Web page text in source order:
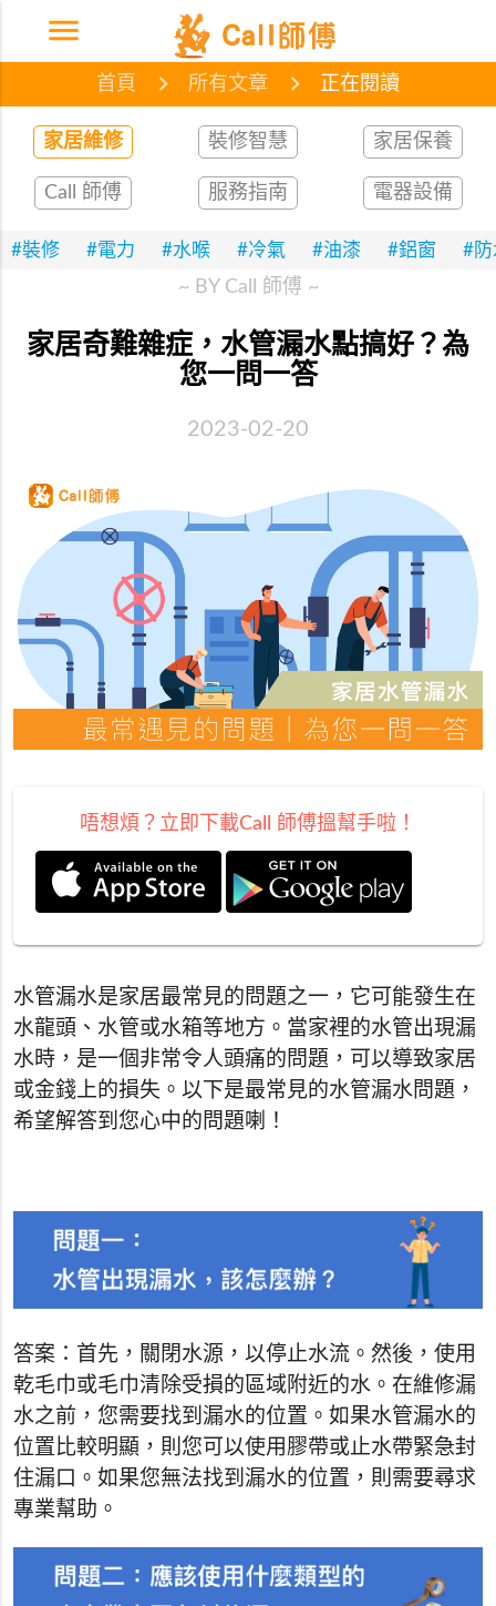
menu 首頁 網誌 文章
首頁 所有文章 正在閱讀
家居維修 裝修智慧 家居保養
Call 師傅 服務指南 電器設備
#裝修 #電力 #水喉 #冷氣 #油漆 #鋁窗 #防
~ BY Call 師傅 ~
家居奇難雜症，水管漏水點搞好？為
您一問一答
2023-02-20
唔想煩？立即下載Call 師傅搵幫手啦！
水管漏水是家居最常見的問題之一，它可能發生在
水龍頭、水管或水箱等地方。當家裡的水管出現漏
水時，是一個非常令人頭痛的問題，可以導致家居
或金錢上的損失。以下是最常見的水管漏水問題，
希望解答到您心中的問題喇！
答案：首先，關閉水源，以停止水流。然後，使用
乾毛巾或毛巾清除受損的區域附近的水。在維修漏
水之前，您需要找到漏水的位置。如果水管漏水的
位置比較明顯，則您可以使用膠帶或止水帶緊急封
住漏口。如果您無法找到漏水的位置，則需要尋求
專業幫助。